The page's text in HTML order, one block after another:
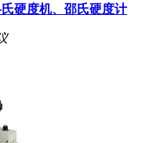
硬度机、邵氏硬度计